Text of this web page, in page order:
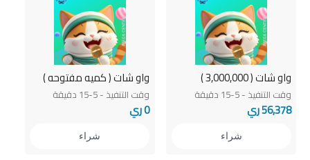
واو شات ( 3,000,000 )
وقت التنفيذ - 5-15 دقيقة
56,378 ري
شراء
واو شات ( كميه مفتوحه )
وقت التنفيذ - 5-15 دقيقة
0 ري
شراء